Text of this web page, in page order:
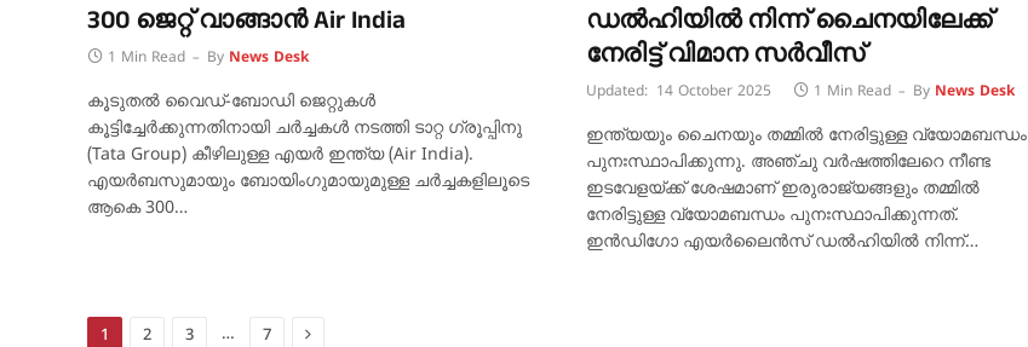
300 ജെറ്റ് വാങ്ങാൻ Air India
1 Min Read By News Desk
കൂടുതൽ വൈഡ്-ബോഡി ജെറ്റുകൾ
കൂട്ടിച്ചേർക്കുന്നതിനായി ചർച്ചകൾ നടത്തി ടാറ്റ ഗ്രൂപ്പിനു
(Tata Group) കീഴിലുള്ള എയർ ഇന്ത്യ (Air India).
എയർബസുമായും ബോയിംഗുമായുമുള്ള ചർച്ചകളിലൂടെ
ആകെ 300…
ഡൽഹിയിൽ നിന്ന് ചൈനയിലേക്ക്
നേരിട്ട് വിമാന സർവീസ്
Updated: 14 October 2025 1 Min Read By News Desk
ഇന്ത്യയും ചൈനയും തമ്മിൽ നേരിട്ടുള്ള വ്യോമബന്ധം
പുനഃസ്ഥാപിക്കുന്നു. അഞ്ചു വർഷത്തിലേറെ നീണ്ട
ഇടവേളയ്ക്ക് ശേഷമാണ് ഇരുരാജ്യങ്ങളും തമ്മിൽ
നേരിട്ടുള്ള വ്യോമബന്ധം പുനഃസ്ഥാപിക്കുന്നത്.
ഇൻഡിഗോ എയർലൈൻസ് ഡൽഹിയിൽ നിന്ന്…
1 2 3 … 7 Next